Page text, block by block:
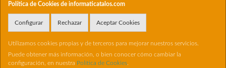
Política de Cookies de informaticatalos.com
Configurar Rechazar Aceptar Cookies
Utilizamos cookies propias y de terceros para mejorar nuestros servicios.
Puede obtener más información, o bien conocer cómo cambiar la
configuración, en nuestra Política de Cookies
Horario
De 16:00 hasta las 20:30
, , , , España. - C.I.F.: 22698504B - Tfno: